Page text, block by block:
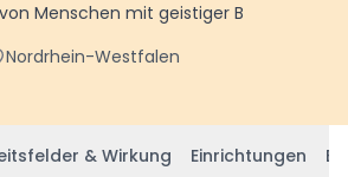
Menschen mit geistiger B
Nordrhein-Westfalen
& Wirkung Einrichtungen